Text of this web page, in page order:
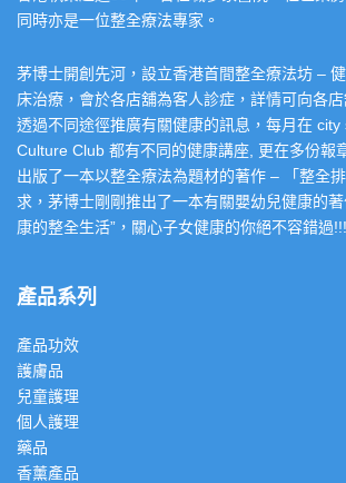
同時亦是一位整全療法專家。
茅博士開創先河，設立香港首間整全療法坊 –
床治療，會於各店舖為客人診症，詳情可向各
透過不同途徑推廣有關健康的訊息，每月在
Culture Club 都有不同的健康講座, 更在多份報
出版了一本以整全療法為題材的著作 – 「整全
求，茅博士剛剛推出了一本有關嬰幼兒健康的
康的整全生活”，關心子女健康的你絕不容錯過!!!
產品系列
產品功效
護膚品
兒童護理
個人護理
藥品
香薰產品